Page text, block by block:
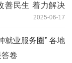
善民生 着力解决
2025-06-17
就业服务圈” 各地
卷